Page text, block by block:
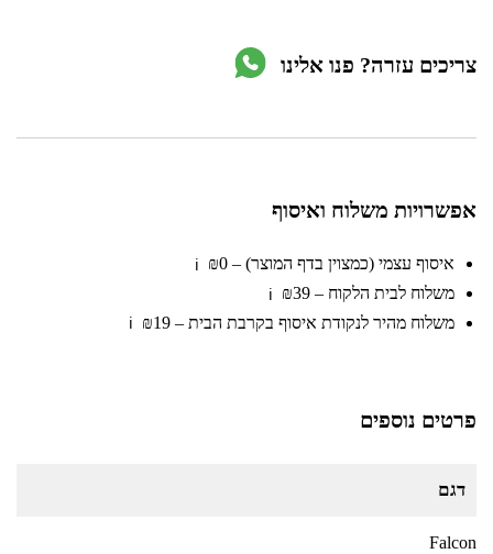
Falcon
מביתצריכים עזרה? פנו אלינו
אפשרויות משלוח ואיסוף
איסוף עצמי (כמצוין בדף המוצר) – ₪0 ℹ️
משלוח לבית הלקוח – ₪39 ℹ️
משלוח מהיר לנקודת איסוף בקרבת הבית – ₪19 ℹ️
פרטים נוספים
דגם
Falcon